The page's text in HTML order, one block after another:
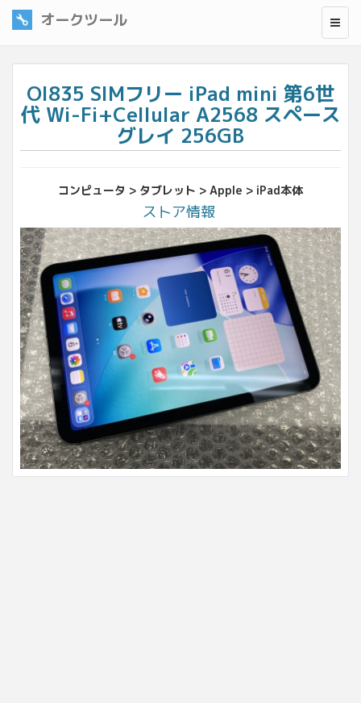
オークツール
OI835 SIMフリー iPad mini 第6世
代 Wi-Fi+Cellular A2568 スペース
グレイ 256GB
コンピュータ > タブレット > Apple > iPad本体
ストア情報